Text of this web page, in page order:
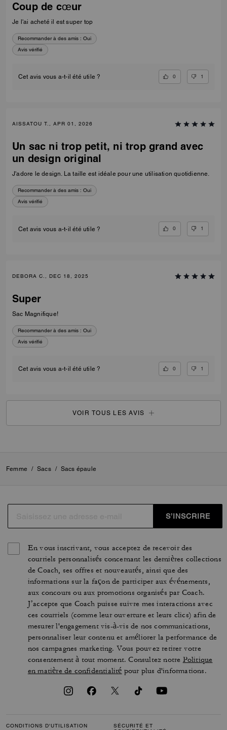
Coup de cœur
Je l'ai acheté il est super top
Recommander à des amis : Oui
Avis vérifié
Cet avis vous a-t-il été utile ? 0 1
AISSATOU T., APR 01, 2026
Un sac ni trop petit, ni trop grand avec
un design original
J'adore le design. La taille est idéale pour une utilisation quotidienne.
Recommander à des amis : Oui
Avis vérifié
Cet avis vous a-t-il été utile ? 0 1
DEBORA C., DEC 18, 2025
Super
Sac Magnifique!
Recommander à des amis : Oui
Avis vérifié
Cet avis vous a-t-il été utile ? 0 1
VOIR TOUS LES AVIS
Femme / Sacs / Sacs épaule
S’INSCRIRE
En vous inscrivant, vous acceptez de recevoir des
courriels personnalisés concernant les dernières collections
de Coach, ses offres et nouveautés, ainsi que des
informations sur la façon de participer aux événements,
aux concours ou aux promotions organisés par Coach.
J’accepte que Coach puisse suivre mes interactions avec
ces courriels (comme leur ouverture et leurs clics) afin de
mesurer l'engagement vis-à-vis de nos communications,
personnaliser leur contenu et améliorer la performance de
nos campagnes marketing. Vous pouvez retirer votre
consentement à tout moment. Consultez notre Politique
en matière de confidentialité pour plus d'informations.
CONDITIONS D'UTILISATION
SÉCURITÉ ET